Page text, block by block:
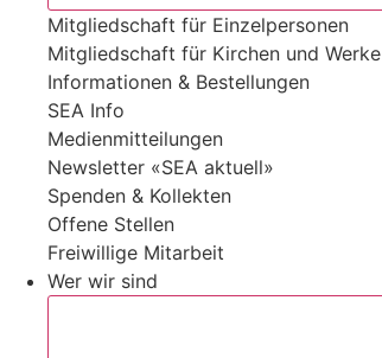
Mitgliedschaft für Einzelpersonen
Mitgliedschaft für Kirchen und Werke
Informationen & Bestellungen
SEA Info
Medienmitteilungen
Newsletter «SEA aktuell»
Spenden & Kollekten
Offene Stellen
Freiwillige Mitarbeit
Wer wir sind